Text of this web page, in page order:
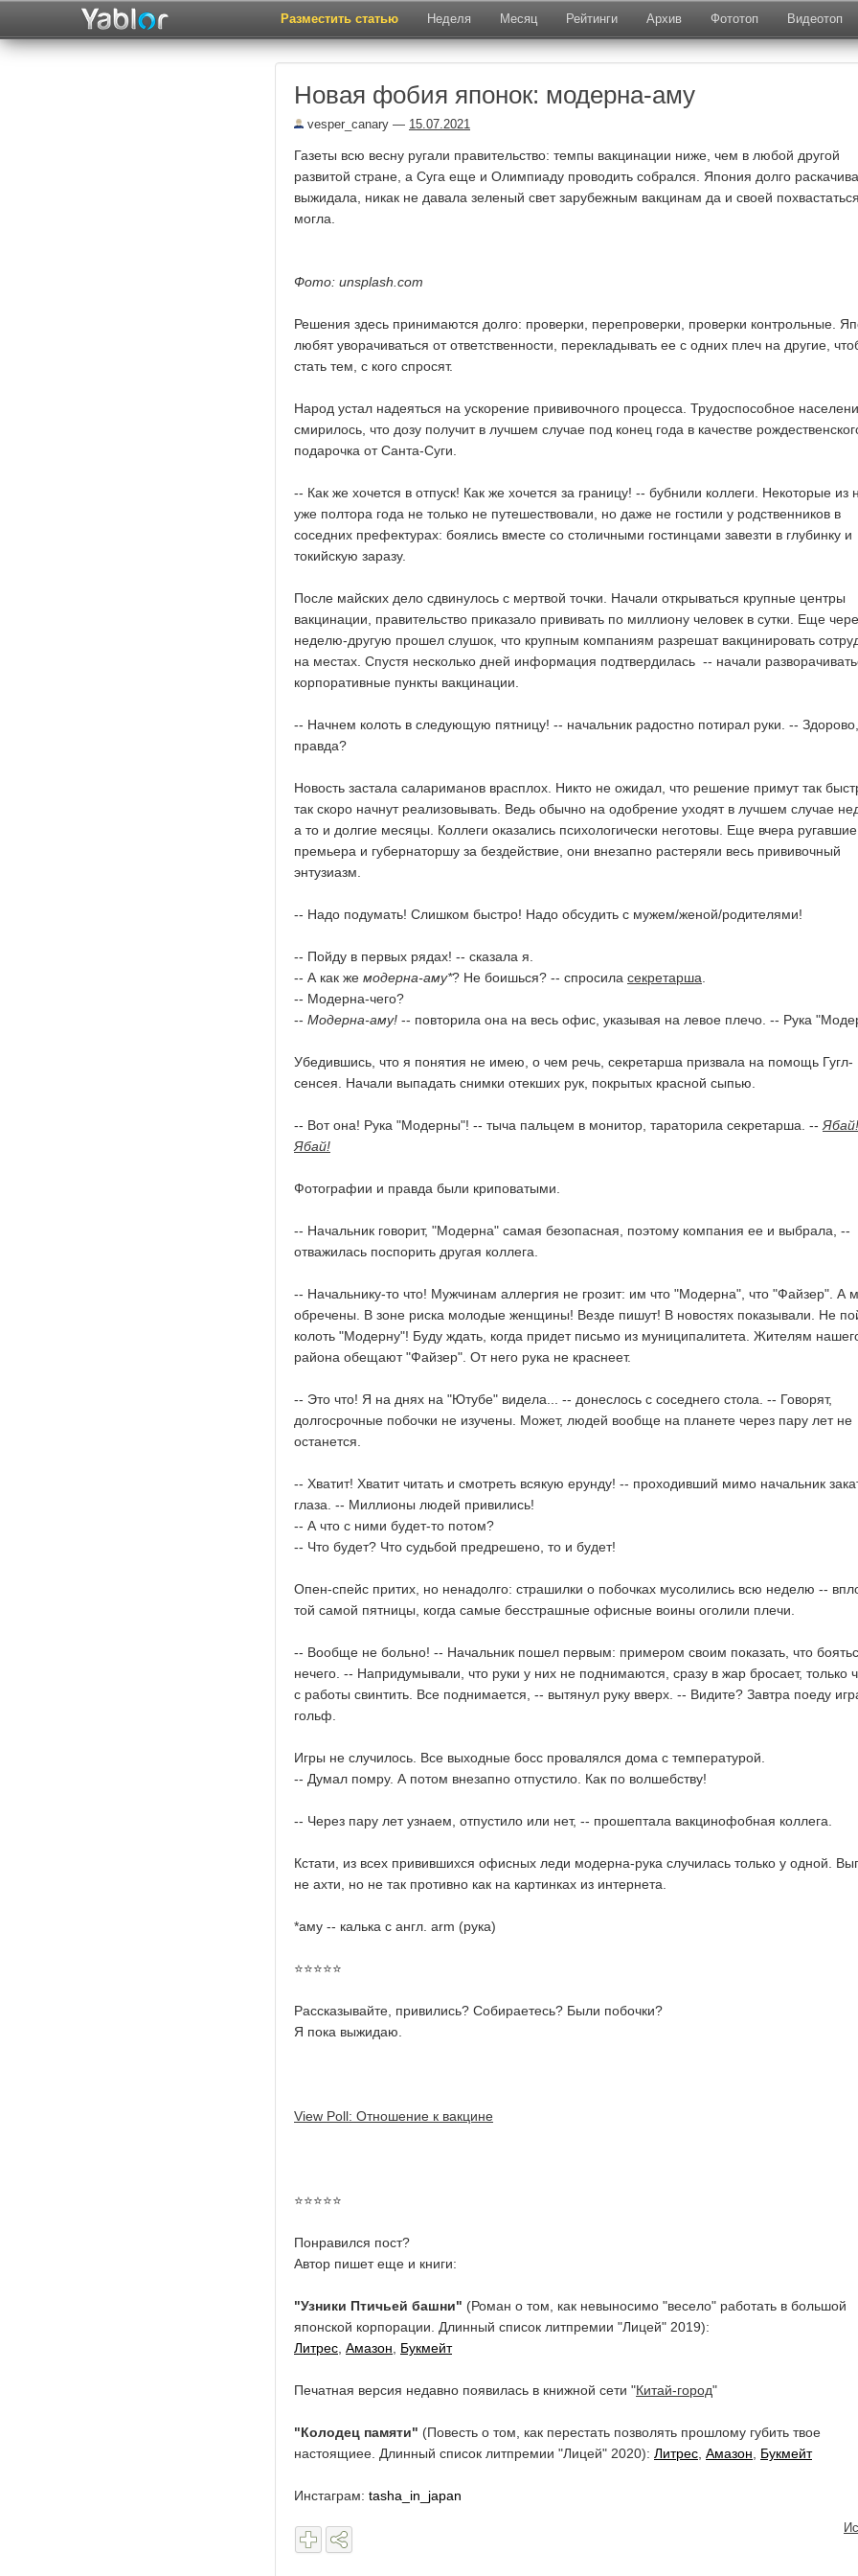
Разместить статью Неделя Месяц Рейтинги Архив Фототоп Видеотоп
Новая фобия японок: модерна-аму
vesper_canary — 15.07.2021
Газеты всю весну ругали правительство: темпы вакцинации ниже, чем в любой другой
развитой стране, а Суга еще и Олимпиаду проводить собрался. Япония долго
выжидала, никак не давала зеленый свет зарубежным вакцинам да и своей
могла.
Фото: unsplash.com
Решения здесь принимаются долго: проверки, перепроверки, проверки контрольные.
любят уворачиваться от ответственности, перекладывать ее с одних плеч на другие,
стать тем, с кого спросят.
Народ устал надеяться на ускорение прививочного процесса. Трудоспособное
смирилось, что дозу получит в лучшем случае под конец года в качестве
подарочка от Санта-Суги.
-- Как же хочется в отпуск! Как же хочется за границу! -- бубнили коллеги. Некоторые из
уже полтора года не только не путешествовали, но даже не гостили у родственников в
соседних префектурах: боялись вместе со столичными гостинцами завезти в глубинку и
токийскую заразу.
После майских дело сдвинулось с мертвой точки. Начали открываться крупные центры
вакцинации, правительство приказало прививать по миллиону человек в сутки. Еще
неделю-другую прошел слушок, что крупным компаниям разрешат вакцинировать
на местах. Спустя несколько дней информация подтвердилась -- начали
корпоративные пункты вакцинации.
-- Начнем колоть в следующую пятницу! -- начальник радостно потирал руки. -- Здорово,
правда?
Новость застала салариманов врасплох. Никто не ожидал, что решение примут так
так скоро начнут реализовывать. Ведь обычно на одобрение уходят в лучшем случае
а то и долгие месяцы. Коллеги оказались психологически неготовы. Еще вчера ругавшие
премьера и губернаторшу за бездействие, они внезапно растеряли весь прививочный
энтузиазм.
-- Надо подумать! Слишком быстро! Надо обсудить с мужем/женой/родителями!
-- Пойду в первых рядах! -- сказала я.
-- А как же модерна-аму*? Не боишься? -- спросила секретарша
-- Модерна-чего?
-- Модерна-аму! -- повторила она на весь офис, указывая на левое плечо. -- Рука
Убедившись, что я понятия не имею, о чем речь, секретарша призвала на помощь Гугл-
сенсея. Начали выпадать снимки отекших рук, покрытых красной сыпью.
-- Вот она! Рука "Модерны"! -- тыча пальцем в монитор, тараторила секретарша. -- Ябай!
Ябай!
Фотографии и правда были криповатыми.
-- Начальник говорит, "Модерна" самая безопасная, поэтому компания ее и выбрала, --
отважилась поспорить другая коллега.
-- Начальнику-то что! Мужчинам аллергия не грозит: им что "Модерна", что "Файзер". А
обречены. В зоне риска молодые женщины! Везде пишут! В новостях показывали. Не
колоть "Модерну"! Буду ждать, когда придет письмо из муниципалитета. Жителям
района обещают "Файзер". От него рука не краснеет.
-- Это что! Я на днях на "Ютубе" видела... -- донеслось с соседнего стола. -- Говорят,
долгосрочные побочки не изучены. Может, людей вообще на планете через пару лет не
останется.
-- Хватит! Хватит читать и смотреть всякую ерунду! -- проходивший мимо начальник
глаза. -- Миллионы людей привились!
-- А что с ними будет-то потом?
-- Что будет? Что судьбой предрешено, то и будет!
Опен-спейс притих, но ненадолго: страшилки о побочках мусолились всю неделю --
той самой пятницы, когда самые бесстрашные офисные воины оголили плечи.
-- Вообще не больно! -- Начальник пошел первым: примером своим показать, что
нечего. -- Напридумывали, что руки у них не поднимаются, сразу в жар бросает, только
с работы свинтить. Все поднимается, -- вытянул руку вверх. -- Видите? Завтра поеду
гольф.
Игры не случилось. Все выходные босс провалялся дома с температурой.
-- Думал помру. А потом внезапно отпустило. Как по волшебству!
-- Через пару лет узнаем, отпустило или нет, -- прошептала вакцинофобная коллега.
Кстати, из всех привившихся офисных леди модерна-рука случилась только у одной.
не ахти, но не так противно как на картинках из интернета.
*аму -- калька с англ. arm (рука)
⭐️⭐️⭐️⭐️⭐️
Рассказывайте, привились? Собираетесь? Были побочки?
Я пока выжидаю.
View Poll: Отношение к вакцине
⭐️⭐️⭐️⭐️⭐️
Понравился пост?
Автор пишет еще и книги:
"Узники Птичьей башни" (Роман о том, как невыносимо "весело" работать в большой
японской корпорации. Длинный список литпремии "Лицей" 2019):
Литрес Амазон Букмейт
Печатная версия недавно появилась в книжной сети "Китай-город"
"Колодец памяти" (Повесть о том, как перестать позволять прошлому губить твое
настоящиее. Длинный список литпремии "Лицей" 2020): Литрес Амазон Букмейт
Инстаграм: tasha_in_japan